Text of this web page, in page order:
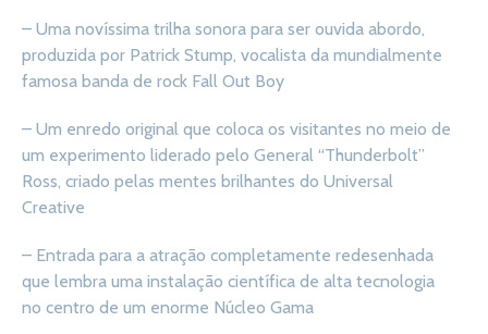
– Uma novíssima trilha sonora para ser ouvida abordo,
produzida por Patrick Stump, vocalista da mundialmente
famosa banda de rock Fall Out Boy
– Um enredo original que coloca os visitantes no meio de
um experimento liderado pelo General “Thunderbolt”
Ross, criado pelas mentes brilhantes do Universal
Creative
– Entrada para a atração completamente redesenhada
que lembra uma instalação científica de alta tecnologia
no centro de um enorme Núcleo Gama